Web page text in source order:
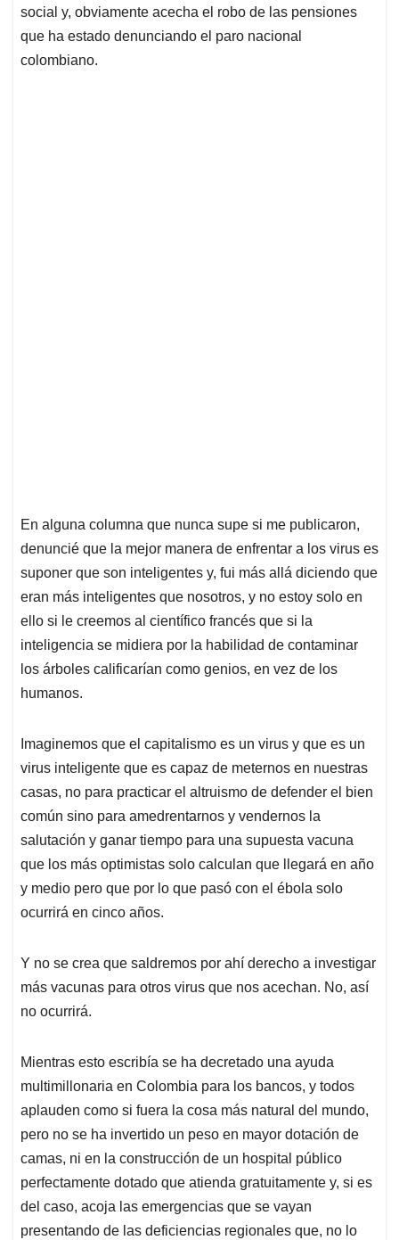
social y, obviamente acecha el robo de las pensiones
que ha estado denunciando el paro nacional
colombiano.
En alguna columna que nunca supe si me publicaron,
denuncié que la mejor manera de enfrentar a los virus es
suponer que son inteligentes y, fui más allá diciendo que
eran más inteligentes que nosotros, y no estoy solo en
ello si le creemos al científico francés que si la
inteligencia se midiera por la habilidad de contaminar
los árboles calificarían como genios, en vez de los
humanos.
Imaginemos que el capitalismo es un virus y que es un
virus inteligente que es capaz de meternos en nuestras
casas, no para practicar el altruismo de defender el bien
común sino para amedrentarnos y vendernos la
salutación y ganar tiempo para una supuesta vacuna
que los más optimistas solo calculan que llegará en año
y medio pero que por lo que pasó con el ébola solo
ocurrirá en cinco años.
Y no se crea que saldremos por ahí derecho a investigar
más vacunas para otros virus que nos acechan. No, así
no ocurrirá.
Mientras esto escribía se ha decretado una ayuda
multimillonaria en Colombia para los bancos, y todos
aplauden como si fuera la cosa más natural del mundo,
pero no se ha invertido un peso en mayor dotación de
camas, ni en la construcción de un hospital público
perfectamente dotado que atienda gratuitamente y, si es
del caso, acoja las emergencias que se vayan
presentando de las deficiencias regionales que, no lo